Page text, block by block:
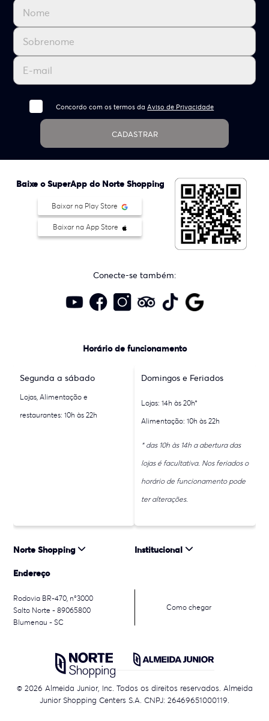
Concordo com os termos daAviso de Privacidade
CADASTRAR
Baixe o SuperApp do Norte Shopping
Baixar na Play Store
Baixar na App Store
Conecte-se também:
Horário de funcionamento
Segunda a sábado
Lojas, Alimentação e
restaurantes: 10h às 22h
Domingos e Feriados
Lojas: 14h às 20h*
Alimentação: 10h às 22h
* das 10h às 14h a abertura das
lojas é facultativa. Nos feriados o
horário de funcionamento pode
ter alterações.
Norte Shopping Institucional
Endereço
Rodovia BR-470, n°3000
Salto Norte - 89065800
Blumenau - SC
Como chegar
© 2026 Almeida Junior, Inc. Todos os direitos reservados. Almeida
Junior Shopping Centers S.A. CNPJ: 26469651000119.